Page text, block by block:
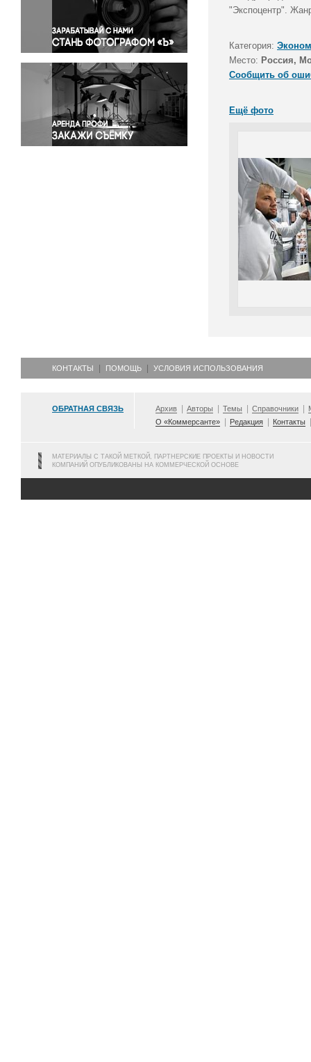
Правосудие
Происшествия и конфликты
Религия
Светская жизнь
Спорт
Экология
Экономика и бизнес
"Экспоцентр".
Категория:
Место: Россия,
Сообщить об
Ещё фото
КОНТАКТЫ ПОМОЩЬ УСЛОВИЯ ИСПОЛЬЗОВАНИЯ
ОБРАТНАЯ СВЯЗЬ Архив Авторы Темы Справочники
О «Коммерсанте»
Редакция Контакты
МАТЕРИАЛЫ С ТАКОЙ МЕТКОЙ, ПАРТНЕРСКИЕ ПРОЕКТЫ И НОВОСТИ
КОМПАНИЙ ОПУБЛИКОВАНЫ НА КОММЕРЧЕСКОЙ ОСНОВЕ